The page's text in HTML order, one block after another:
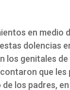
en medio
dolencias
los genitales
que
los padres,